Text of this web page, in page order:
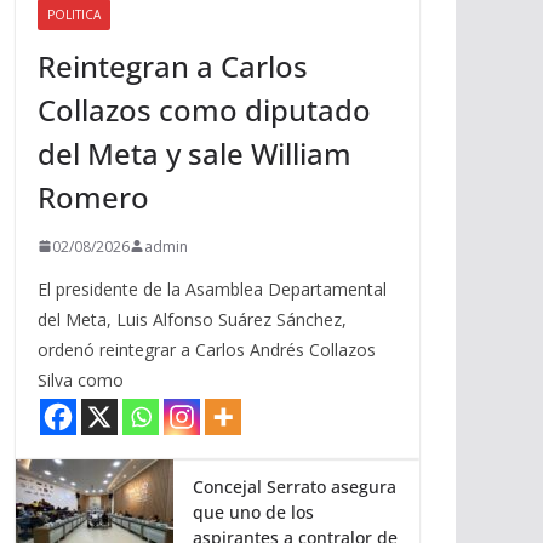
i
b
a
j
o
a
POLITICA
Reintegran a Carlos
Collazos como diputado
del Meta y sale William
Romero
02/08/2026 admin
El presidente de la Asamblea Departamental
del Meta, Luis Alfonso Suárez Sánchez,
ordenó reintegrar a Carlos Andrés Collazos
Silva como
Concejal Serrato asegura
que uno de los
aspirantes a contralor de